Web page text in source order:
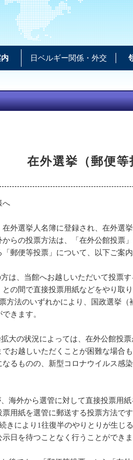
日ベルギー関係・外交
在外選挙（郵便等
へ
外選挙人名簿に登録され、在外選
らの投票方法は、「在外公館投票」
郵便等投票」について、以下ご案内
は、当館へお越しいただいて投票
の間で直接投票用紙などをやり取
方法のいずれかにより、国政選挙（
きます。
大の状況によっては、在外公館投
お越しいただくことが困難な場合
るものの、新型コロナウイルス感
海外から選管に対して直接投票用
用紙を選管に郵送する投票方法で
きにより1往復半のやりとりが生じ
日を待つことなく行うことができま